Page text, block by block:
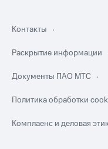
Контакты
Раскрытие информации
Документы ПАО МТС
Политика обработки
Комплаенс и деловая